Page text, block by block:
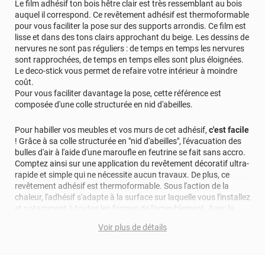
Le film adhésif ton bois hêtre clair est très ressemblant au bois
auquel il correspond. Ce revêtement adhésif est thermoformable
pour vous faciliter la pose sur des supports arrondis. Ce film est
lisse et dans des tons clairs approchant du beige. Les dessins de
nervures ne sont pas réguliers : de temps en temps les nervures
sont rapprochées, de temps en temps elles sont plus éloignées.
Le deco-stick vous permet de refaire votre intérieur à moindre
coût.
Pour vous faciliter davantage la pose, cette référence est
composée d'une colle structurée en nid d'abeilles.
Pour habiller vos meubles et vos murs de cet adhésif, c'est facile
! Grâce à sa colle structurée en "nid d'abeilles", l'évacuation des
bulles d'air à l'aide d'une maroufle en feutrine se fait sans accro.
Comptez ainsi sur une application du revêtement décoratif ultra-
rapide et simple qui ne nécessite aucun travaux. De plus, ce
revêtement adhésif est thermoformable. Sous l'action de la
chaleur, l'adhésif s'adapte à la surface sur laquelle vous l'installez
et notamment à toutes les formes de l'ameublement. Avec la
d'économie par rapport à une rénovation classique.
Voir plus de détails